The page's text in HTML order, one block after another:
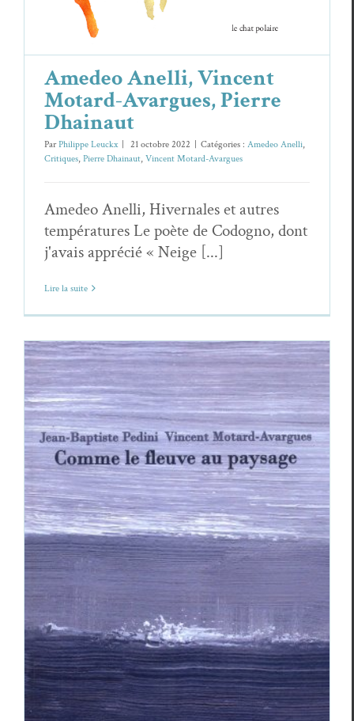
Amedeo Anelli, Vincent
Motard-Avargues, Pierre
Dhainaut
ParPhilippe Leuckx 21 octobre 2022 Catégories : Amedeo Anelli,
Critiques, Pierre Dhainaut, Vincent Motard-Avargues
Amedeo Anelli, Hivernales et autres
températures Le poète de Codogno, dont
j'avais apprécié « Neige [...]
Lire la suite
La minute lecture : Jean-Baptiste Pedini
/ Vincent Motard-Avargues,
fleuve au paysage
Jean-Baptiste Pedini Vincent Motard-Avargues